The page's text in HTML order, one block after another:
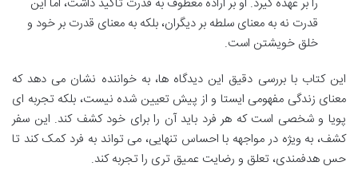
قدرت نه به معنای سلطه بر دیگران، بلکه به معنای قدرت بر خود و
خلق خویشتن است.
این کتاب با بررسی دقیق این دیدگاه ها، به خواننده نشان می دهد که
معنای زندگی مفهومی ایستا و از پیش تعیین شده نیست، بلکه تجربه ای
پویا و شخصی است که هر فرد باید آن را برای خود کشف کند. این سفر
کشف، به ویژه در مواجهه با احساس تنهایی، می تواند به فرد کمک کند تا
حس هدفمندی، تعلق و رضایت عمیق تری را تجربه کند.